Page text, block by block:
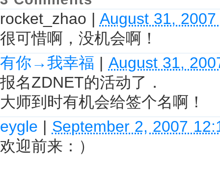
rocket_zhao | August 31,
很可惜啊，没机会啊！
有你→我幸福 | August 31,
报名ZDNET的活动了．
大师到时有机会给签个名啊！
eygle | September 2, 2007
欢迎前来：）